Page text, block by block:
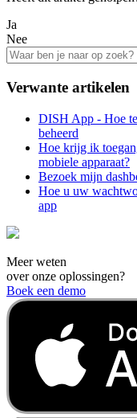
Ja
Nee
Verwante artikelen
DISH App - Hoe
beheerd
Hoe krijg ik
mobiele apparaat?
Bezoek mijn
Hoe u uw
app
Meer weten
over onze oplossingen?
Boek een demo